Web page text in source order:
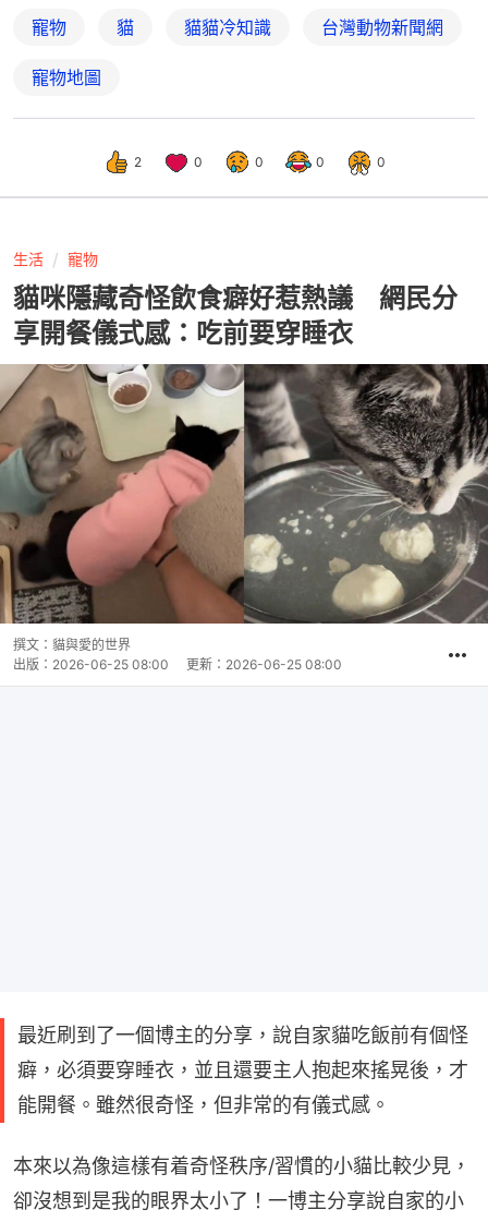
寵物 貓 貓貓冷知識 台灣動物新聞網
寵物地圖
2 0 0 0 0
生活 寵物
貓咪隱藏奇怪飲食癖好惹熱議 網民分
享開餐儀式感：吃前要穿睡衣
撰文： 貓與愛的世界
出版： 2026-06-25 08:00 更新： 2026-06-25 08:00
最近刷到了一個博主的分享，說自家貓吃飯前有個怪
癖，必須要穿睡衣，並且還要主人抱起來搖晃後，才
能開餐。雖然很奇怪，但非常的有儀式感。
本來以為像這樣有着奇怪秩序/習慣的小貓比較少見，
卻沒想到是我的眼界太小了！一博主分享說自家的小